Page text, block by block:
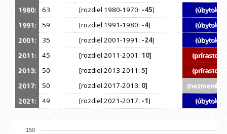
1980:
63 [rozdiel 1980-1970: -45]
(úbytok)
1991:
59 [rozdiel 1991-1980: -4]
(úbytok)
2001:
35 [rozdiel 2001-1991: -24]
(úbytok)
2011:
45 [rozdiel 2011-2001: 10]
(prírastok)
2013:
50 [rozdiel 2013-2011: 5]
(prírastok)
2017:
50 [rozdiel 2017-2013: 0]
(nezmenil
2021:
49 [rozdiel 2021-2017: -1] (úbytok)
150